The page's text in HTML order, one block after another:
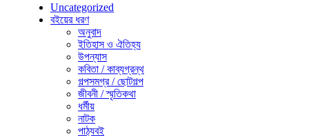
Uncategorized
বইয়ের ধরণ
অনুবাদ
ইতিহাস ও ঐতিহ্য
উপন্যাস
কবিতা / কাব্যগ্রন্থ
গল্পসমগ্র / ছোটগল্প
জীবনী / স্মৃতিকথা
ধর্মীয়
নাটক
পাঠ্যবই